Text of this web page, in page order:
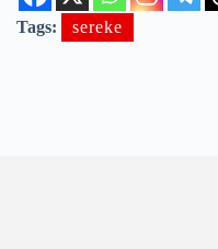
Tags: sereke